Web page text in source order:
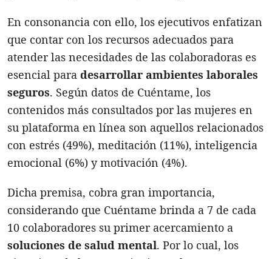
En consonancia con ello, los ejecutivos enfatizan
que contar con los recursos adecuados para
atender las necesidades de las colaboradoras es
esencial para desarrollar ambientes laborales
seguros. Según datos de Cuéntame, los
contenidos más consultados por las mujeres en
su plataforma en línea son aquellos relacionados
con estrés (49%), meditación (11%), inteligencia
emocional (6%) y motivación (4%).
Dicha premisa, cobra gran importancia,
considerando que Cuéntame brinda a 7 de cada
10 colaboradores su primer acercamiento a
soluciones de salud mental. Por lo cual, los